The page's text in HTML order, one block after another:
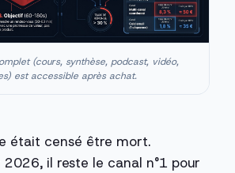
(cours, synthèse, podcast, vidéo,
est accessible après achat.
était censé être mort.
2026, il reste le canal n°1 pour